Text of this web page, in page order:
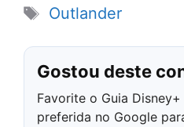
Tags
Outlander
Gostou deste
Favorite o Guia
preferida no Google